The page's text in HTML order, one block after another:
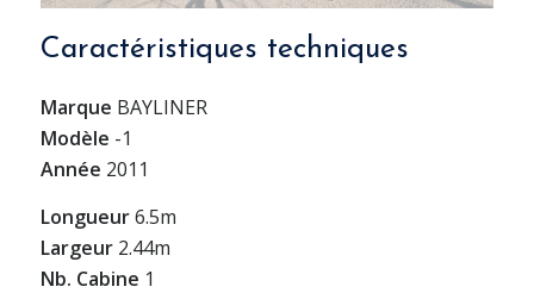
Caractéristiques techniques
Marque BAYLINER
Modèle -1
Année 2011
Longueur6.5m
Largeur2.44m
Nb. Cabine 1